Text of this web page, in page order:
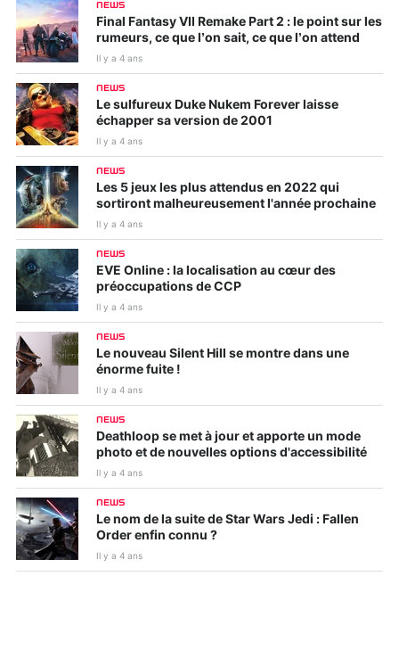
NEWS
Final Fantasy VII Remake Part 2 : le point sur les
rumeurs, ce que l’on sait, ce que l’on attend
Il y a 4 ans
NEWS
Le sulfureux Duke Nukem Forever laisse
échapper sa version de 2001
Il y a 4 ans
NEWS
Les 5 jeux les plus attendus en 2022 qui
sortiront malheureusement l'année prochaine
Il y a 4 ans
NEWS
EVE Online : la localisation au cœur des
préoccupations de CCP
Il y a 4 ans
NEWS
Le nouveau Silent Hill se montre dans une
énorme fuite !
Il y a 4 ans
NEWS
Deathloop se met à jour et apporte un mode
photo et de nouvelles options d'accessibilité
Il y a 4 ans
NEWS
Le nom de la suite de Star Wars Jedi : Fallen
Order enfin connu ?
Il y a 4 ans